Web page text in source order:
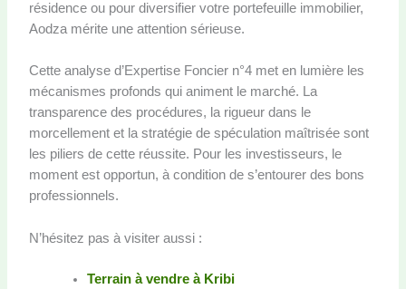
résidence ou pour diversifier votre portefeuille immobilier,
Aodza mérite une attention sérieuse.
Cette analyse d’Expertise Foncier n°4 met en lumière les
mécanismes profonds qui animent le marché. La
transparence des procédures, la rigueur dans le
morcellement et la stratégie de spéculation maîtrisée sont
les piliers de cette réussite. Pour les investisseurs, le
moment est opportun, à condition de s’entourer des bons
professionnels.
N’hésitez pas à visiter aussi :
Terrain à vendre à Kribi